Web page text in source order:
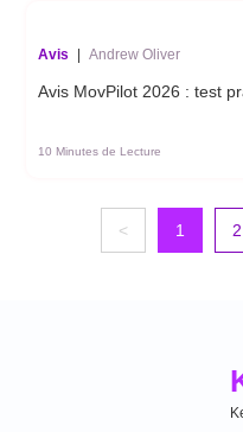
Avis Andrew Oliver
Avis MovPilot 2026 : test
10 Minutes de Lecture
< 1 2